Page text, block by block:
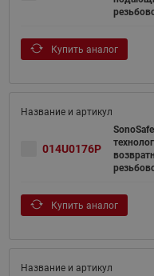
Купить аналог
014U0176P
Купить аналог